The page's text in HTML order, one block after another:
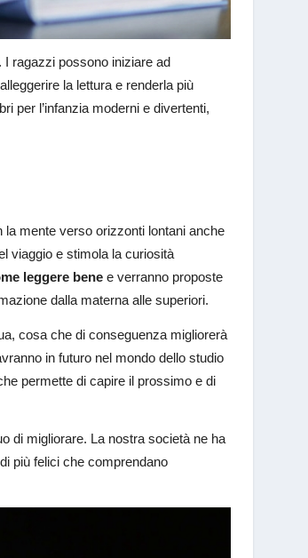
ragazzi possono iniziare ad
la lettura e renderla più
per l’infanzia moderni e divertenti,
la mente verso orizzonti lontani anche
viaggio e stimola la curiosità
leggere benee verranno proposte
dalla materna alle superiori.
cosa che di conseguenza migliorerà
in futuro nel mondo dello studio
permette di capire il prossimo e di
di migliorare. La nostra società ne ha
più felici che comprendano